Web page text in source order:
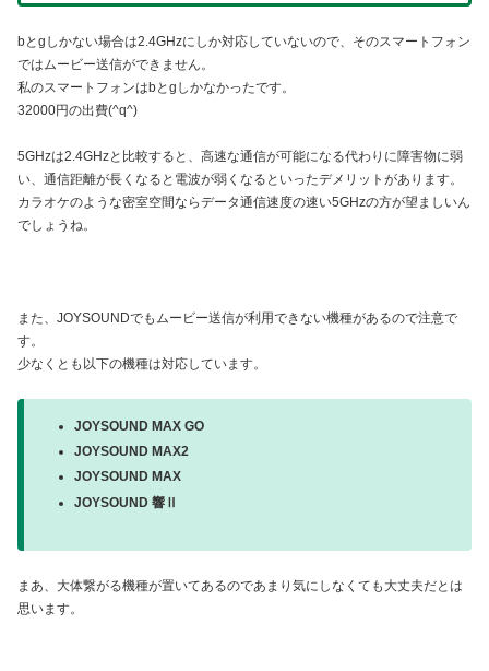
bとgしかない場合は2.4GHzにしか対応していないので、そのスマートフォン
ではムービー送信ができません。
私のスマートフォンはbとgしかなかったです。
32000円の出費(^q^)
5GHzは2.4GHzと比較すると、高速な通信が可能になる代わりに障害物に弱
い、通信距離が長くなると電波が弱くなるといったデメリットがあります。
カラオケのような密室空間ならデータ通信速度の速い5GHzの方が望ましいん
でしょうね。
また、JOYSOUNDでもムービー送信が利用できない機種があるので注意で
す。
少なくとも以下の機種は対応しています。
JOYSOUND MAX GO
JOYSOUND MAX2
JOYSOUND MAX
JOYSOUND 響Ⅱ
まあ、大体繋がる機種が置いてあるのであまり気にしなくても大丈夫だとは
思います。